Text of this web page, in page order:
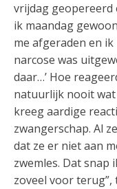
vrijdag
ik maandag
me afgeraden en
narcose was
daar…’ Hoe
natuurlijk nooit wat
kreeg aardige
zwangerschap. Al
dat ze er niet aan
zwemles. Dat snap
zoveel voor terug”,